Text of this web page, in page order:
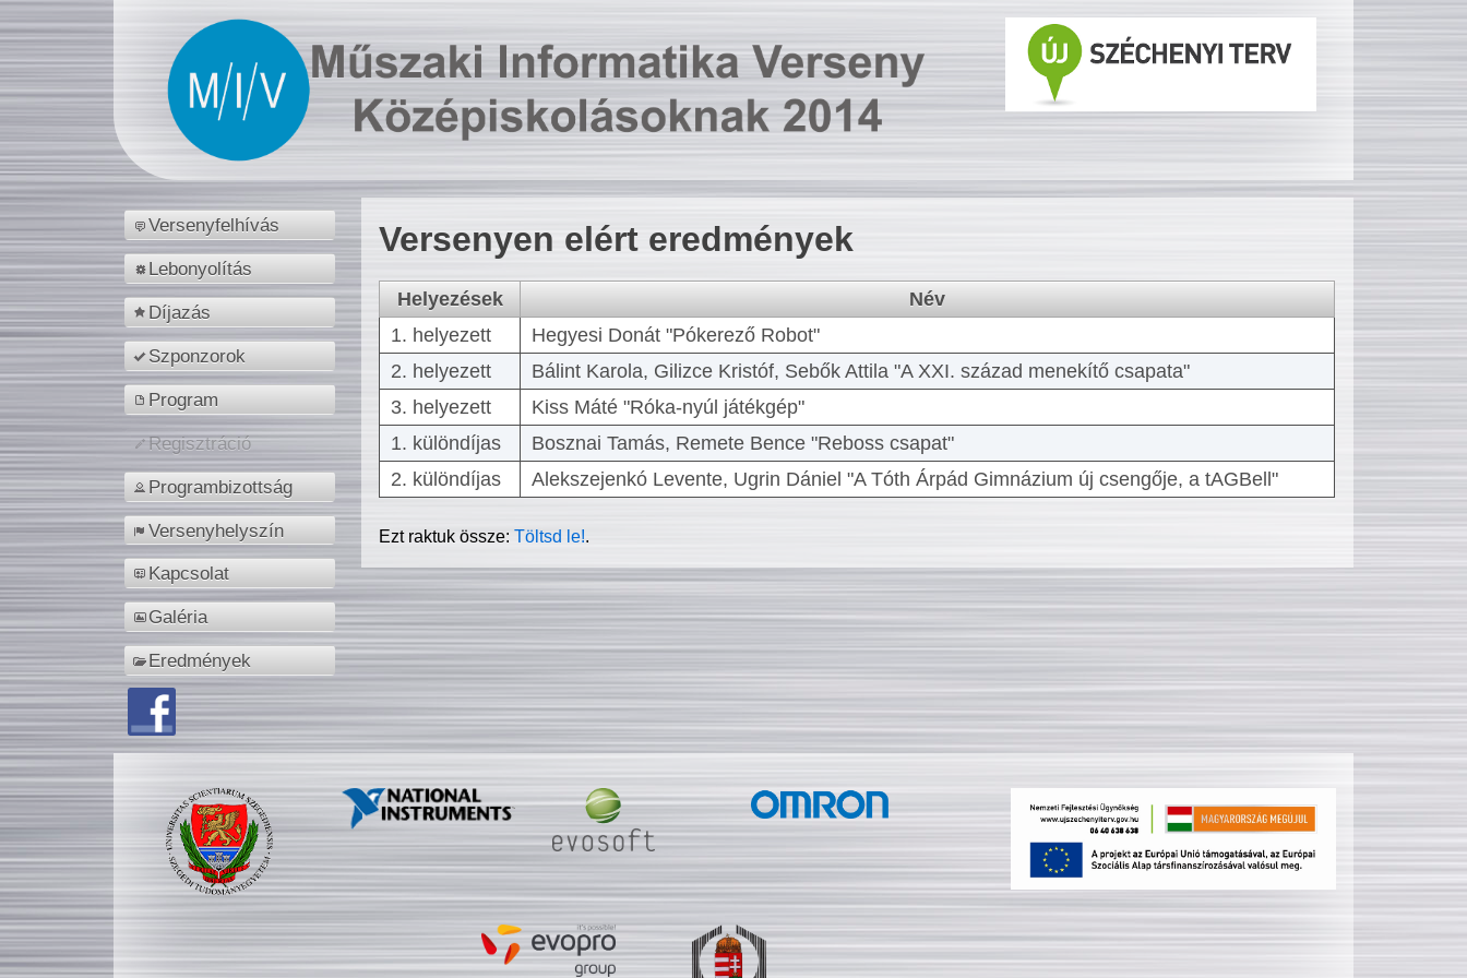
Versenyfelhívás
Lebonyolítás
Díjazás
Szponzorok
Program
Regisztráció
Programbizottság
Versenyhelyszín
Kapcsolat
Galéria
Eredmények
Versenyen elért eredmények
Helyezések
Név
1. helyezett
Hegyesi Donát "Pókerező Robot"
2. helyezett
Bálint Karola, Gilizce Kristóf, Sebők Attila "A XXI. század menekítő csapata"
3. helyezett
Kiss Máté "Róka-nyúl játékgép"
1. különdíjas
Bosznai Tamás, Remete Bence "Reboss csapat"
2. különdíjas
Alekszejenkó Levente, Ugrin Dániel "A Tóth Árpád Gimnázium új csengője, a tAGBell"
Ezt raktuk össze:Töltsd le!.